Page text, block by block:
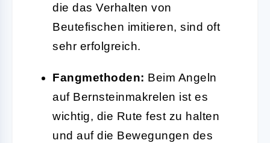
die das Verhalten von
Beutefischen imitieren, sind oft
sehr erfolgreich.
Fangmethoden: Beim Angeln
auf Bernsteinmakrelen ist es
wichtig, die Rute fest zu halten
und auf die Bewegungen des